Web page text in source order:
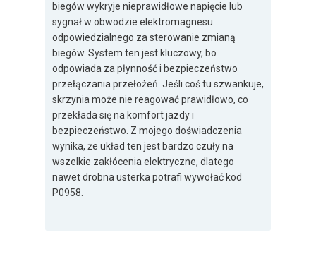
biegów wykryje nieprawidłowe napięcie lub
sygnał w obwodzie elektromagnesu
odpowiedzialnego za sterowanie zmianą
biegów. System ten jest kluczowy, bo
odpowiada za płynność i bezpieczeństwo
przełączania przełożeń. Jeśli coś tu szwankuje,
skrzynia może nie reagować prawidłowo, co
przekłada się na komfort jazdy i
bezpieczeństwo. Z mojego doświadczenia
wynika, że układ ten jest bardzo czuły na
wszelkie zakłócenia elektryczne, dlatego
nawet drobna usterka potrafi wywołać kod
P0958.